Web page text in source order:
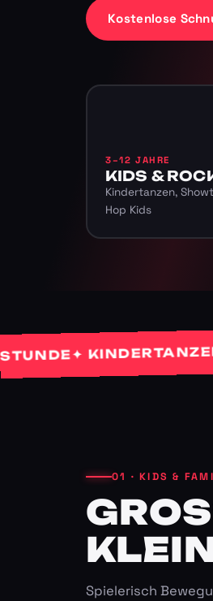
Kostenlose
3–12 JAHRE
KIDS &
Kindertanzen,
Hop Kids
✦ KINDERTANZEN✦
01 · KIDS &
Spielerisch